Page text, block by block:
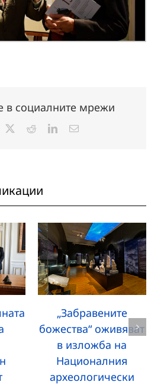
в социалните мрежи
RedditLinkedInЕлектронна
„Забравените
божества“ оживяват
в изложба на
Националния
археологически